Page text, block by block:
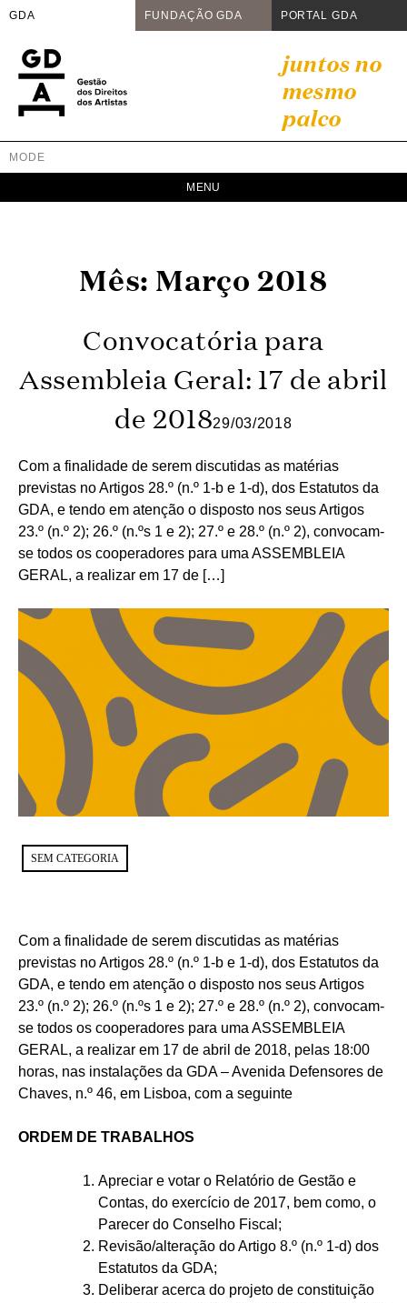
GDA FUNDAÇÃO GDA PORTAL GDA
content
juntos no
mesmo
palco
GDA
Juntos no mesmo palco
MODE
Mês: Março 2018
Convocatória para
Assembleia Geral: 17 de abril
de 201829/03/2018
Com a finalidade de serem discutidas as matérias
previstas no Artigos 28.º (n.º 1-b e 1-d), dos Estatutos da
GDA, e tendo em atenção o disposto nos seus Artigos
23.º (n.º 2); 26.º (n.ºs 1 e 2); 27.º e 28.º (n.º 2), convocam-
se todos os cooperadores para uma ASSEMBLEIA
GERAL, a realizar em 17 de […]
SEM CATEGORIA
Com a finalidade de serem discutidas as matérias
previstas no Artigos 28.º (n.º 1-b e 1-d), dos Estatutos da
GDA, e tendo em atenção o disposto nos seus Artigos
23.º (n.º 2); 26.º (n.ºs 1 e 2); 27.º e 28.º (n.º 2), convocam-
se todos os cooperadores para uma ASSEMBLEIA
GERAL, a realizar em 17 de abril de 2018, pelas 18:00
horas, nas instalações da GDA – Avenida Defensores de
Chaves, n.º 46, em Lisboa, com a seguinte
ORDEM DE TRABALHOS
Apreciar e votar o Relatório de Gestão e
Contas, do exercício de 2017, bem como, o
Parecer do Conselho Fiscal;
Revisão/alteração do Artigo 8.º (n.º 1-d) dos
Estatutos da GDA;
Deliberar acerca do projeto de constituição